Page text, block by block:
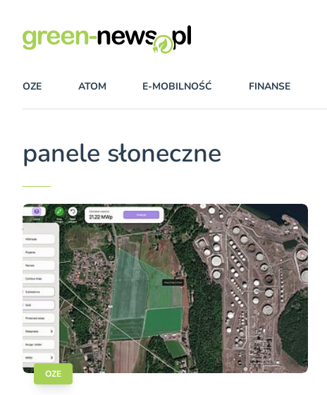
OZE ATOM E-MOBILNOŚĆ FINANSE
panele słoneczne
OZE